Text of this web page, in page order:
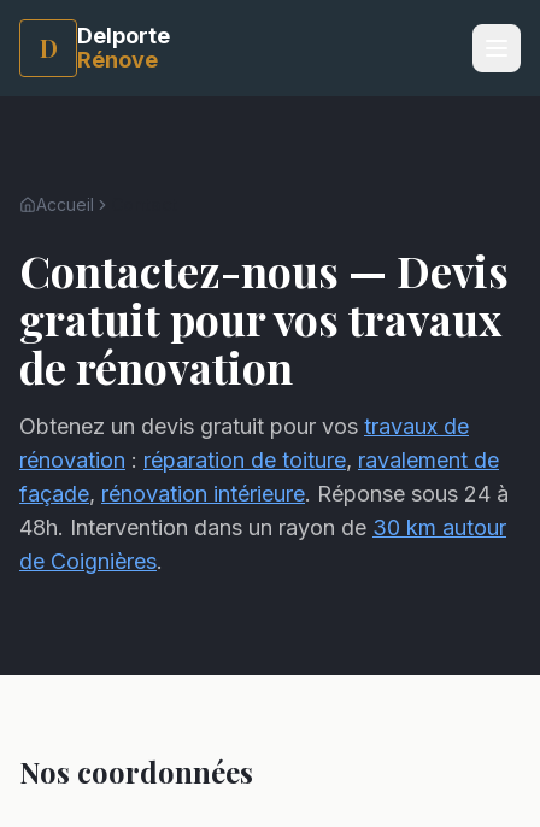
D
Delporte
Rénove
Accueil
Contactez-nous — Devis
gratuit pour vos travaux
de rénovation
Obtenez un devis gratuit pour vos travaux de
rénovation : réparation de toiture, ravalement de
façade, rénovation intérieure. Réponse sous 24 à
48h. Intervention dans un rayon de 30 km autour
de Coignières.
Nos coordonnées